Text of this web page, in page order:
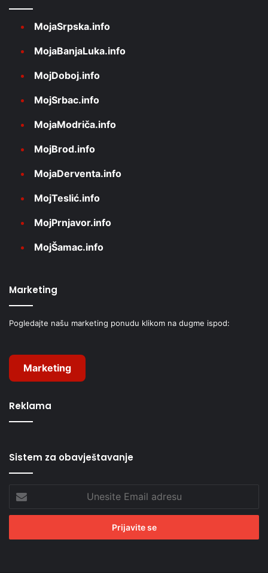
MojaSrpska.info
MojaBanjaLuka.info
MojDoboj.info
MojSrbac.info
MojaModriča.info
MojBrod.info
MojaDerventa.info
MojTeslić.info
MojPrnjavor.info
MojŠamac.info
Marketing
Pogledajte našu marketing ponudu klikom na dugme ispod:
Marketing
Reklama
Sistem za obavještavanje
Email
adresu